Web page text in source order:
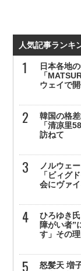
人気記事ランキ
日本各地
「
ウェイで
韓国の格
「清凉里
訪ねて
ノルウェ
「ビィグ
会にヴァ
ひろゆき
障がい者”
す」その
怒髪天 増